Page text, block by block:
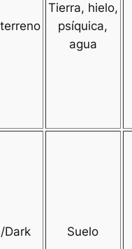
Tierra, hielo,
psíquica,
agua
Dark Suelo